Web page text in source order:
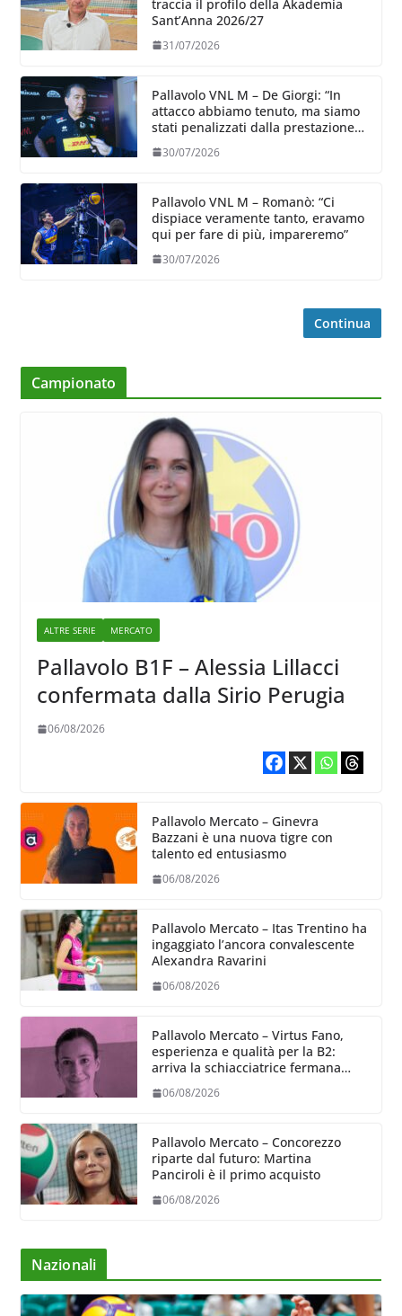
traccia il profilo della Akademia
Sant’Anna 2026/27
31/07/2026
Pallavolo VNL M – De Giorgi: “In
attacco abbiamo tenuto, ma siamo
stati penalizzati dalla prestazione
30/07/2026
Pallavolo VNL M – Romanò: “Ci
dispiace veramente tanto, eravamo
qui per fare di più, impareremo”
30/07/2026
Continua
Campionato
ALTRE SERIE MERCATO
Pallavolo B1F – Alessia Lillacci
confermata dalla Sirio Perugia
06/08/2026
Pallavolo Mercato – Ginevra
Bazzani è una nuova tigre con
talento ed entusiasmo
06/08/2026
Pallavolo Mercato – Itas Trentino ha
ingaggiato l’ancora convalescente
Alexandra Ravarini
06/08/2026
Pallavolo Mercato – Virtus Fano,
esperienza e qualità per la B2:
arriva la schiacciatrice fermana
06/08/2026
Pallavolo Mercato – Concorezzo
riparte dal futuro: Martina
Panciroli è il primo acquisto
06/08/2026
Nazionali